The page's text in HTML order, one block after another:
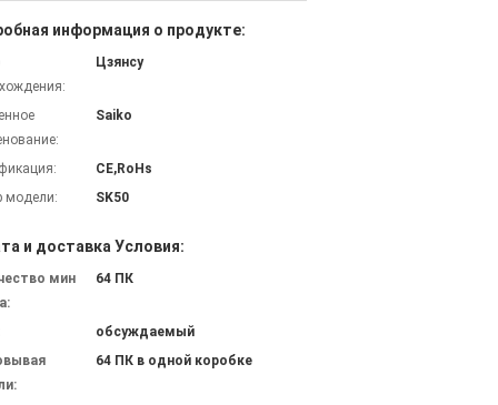
информация о продукте:
Цзянсу
Saiko
CE,RoHs
модели:
SK50
и доставка Условия:
мин
64 ПК
обсуждаемый
64 ПК в одной коробке